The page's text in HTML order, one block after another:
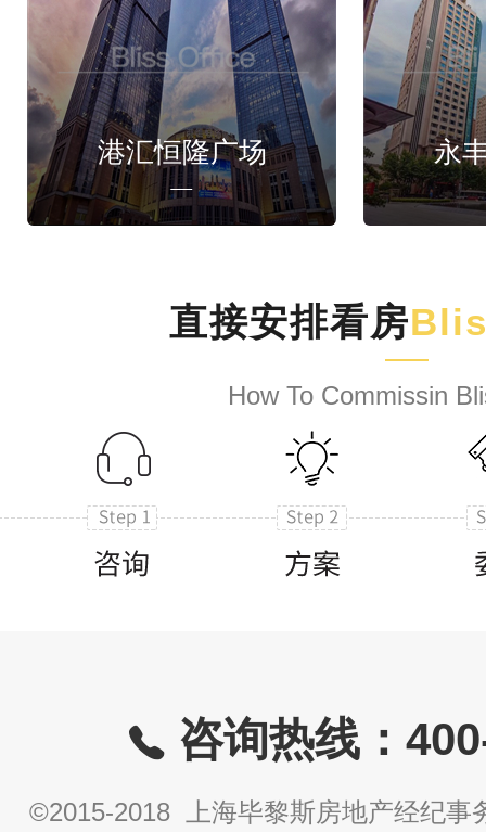
港汇恒隆广场 永
直接安排看房
How To Commissin
咨询热线：
©2015-2018 上海毕黎斯房地产经纪事